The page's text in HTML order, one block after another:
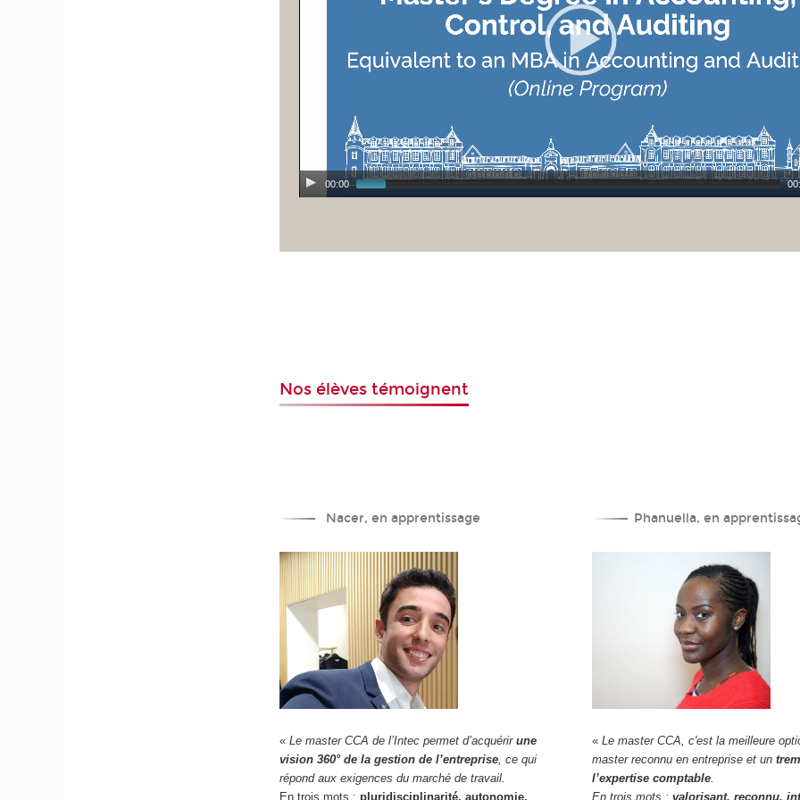
00:00
Nos élèves témoignent
Nacer, en apprentissage
« Le master CCA de l’Intec permet d’acquérirune
vision 360° de la gestion de l’entreprise, ce qui
répond aux exigences du marché de travail.
En trois mots :pluridisciplinarité, autonomie,
Phanuella, en
« Le master CCA, c'est la meilleure
master reconnu en entreprise et un
l’expertise comptable.
En trois mots : valorisant, reconnu,